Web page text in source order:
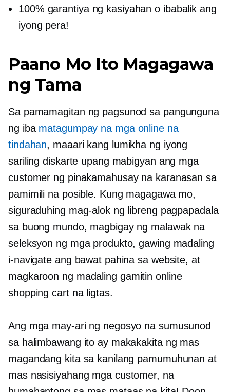
100% garantiya ng kasiyahan o ibabalik ang
iyong pera!
Paano Mo Ito Magagawa
ng Tama
Sa pamamagitan ng pagsunod sa pangunguna
ng iba matagumpay na mga online na
tindahan, maaari kang lumikha ng iyong
sariling diskarte upang mabigyan ang mga
customer ng pinakamahusay na karanasan sa
pamimili na posible. Kung magagawa mo,
siguraduhing mag-alok ng libreng pagpapadala
sa buong mundo, magbigay ng malawak na
seleksyon ng mga produkto, gawing madaling
i-navigate ang bawat pahina sa website, at
magkaroon ng madaling gamitin online
shopping cart na ligtas.
Ang mga may-ari ng negosyo na sumusunod
sa halimbawang ito ay makakakita ng mas
magandang kita sa kanilang pamumuhunan at
mas nasisiyahang mga customer, na